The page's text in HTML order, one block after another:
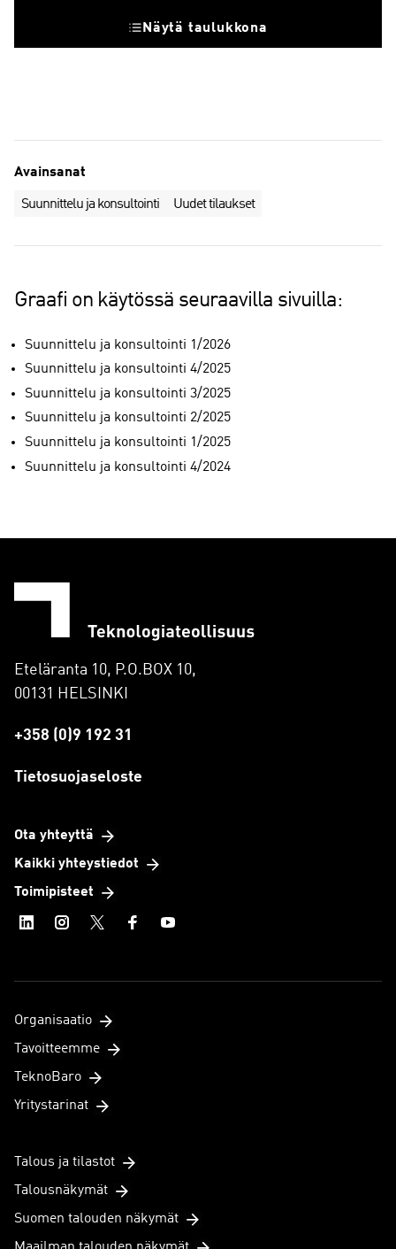
Näytä taulukkona
Avainsanat
Suunnittelu ja konsultointi Uudet tilaukset
Graafi on käytössä seuraavilla sivuilla:
Suunnittelu ja konsultointi 1/2026
Suunnittelu ja konsultointi 4/2025
Suunnittelu ja konsultointi 3/2025
Suunnittelu ja konsultointi 2/2025
Suunnittelu ja konsultointi 1/2025
Suunnittelu ja konsultointi 4/2024
Eteläranta 10, P.O.BOX 10,
00131 HELSINKI
+358 (0)9 192 31
Tietosuojaseloste
Ota yhteyttä
Kaikki yhteystiedot
Toimipisteet
Organisaatio
Tavoitteemme
TeknoBaro
Yritystarinat
Talous ja tilastot
Talousnäkymät
Suomen talouden näkymät